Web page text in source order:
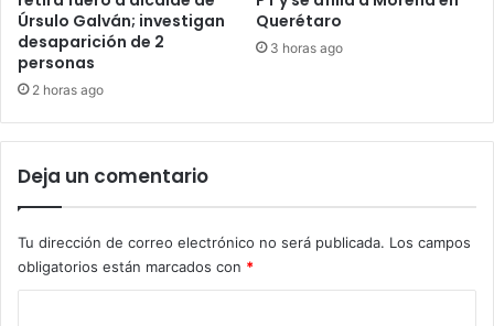
Úrsulo Galván; investigan
desaparición de 2
personas
2 horas ago
Querétaro
3 horas ago
Deja un comentario
Tu dirección de correo electrónico no será publicada. Los campos
obligatorios están marcados con *